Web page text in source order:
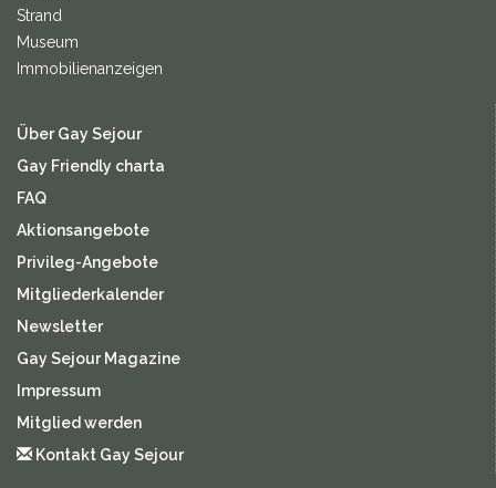
Strand
Museum
Immobilienanzeigen
Über Gay Sejour
Gay Friendly charta
FAQ
Aktionsangebote
Privileg-Angebote
Mitgliederkalender
Newsletter
Gay Sejour Magazine
Impressum
Mitglied werden
Kontakt Gay Sejour